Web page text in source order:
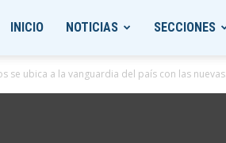
INICIO NOTICIAS SECCIONES
se ubica a la vanguardia del país con las